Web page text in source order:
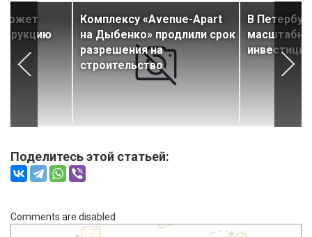
Комплексу «Avenue-Apart
на Дыбенко» продлили срок
разрешения на
строительство
В
Поделитесь этой статьей:
Comments are disabled